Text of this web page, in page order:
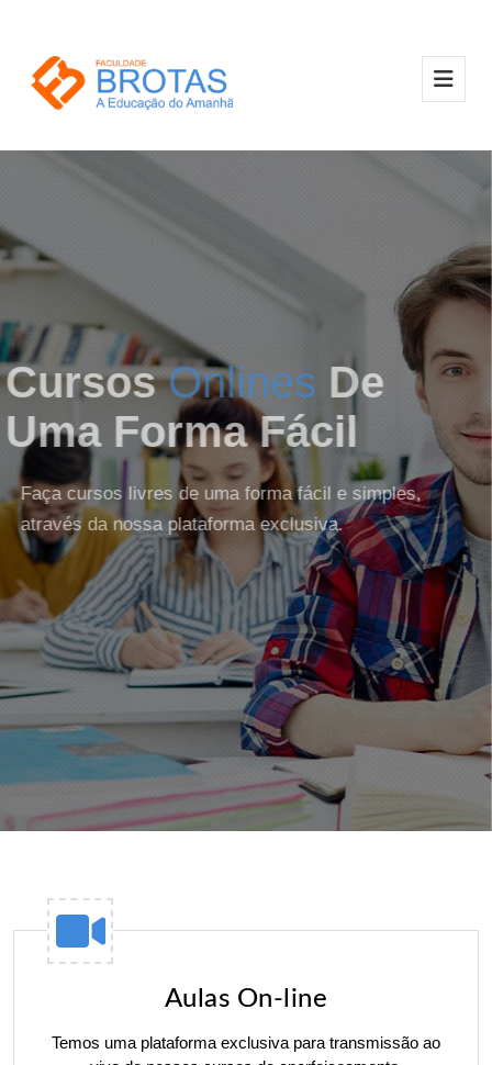
CursosOnlines De
Uma Forma Fácil
Faça cursos livres de uma forma fácil e simples,
através da nossa plataforma exclusiva.
MAIS INFORMAÇÃO INICIAR
Aulas On-line
Temos uma plataforma exclusiva para transmissão ao